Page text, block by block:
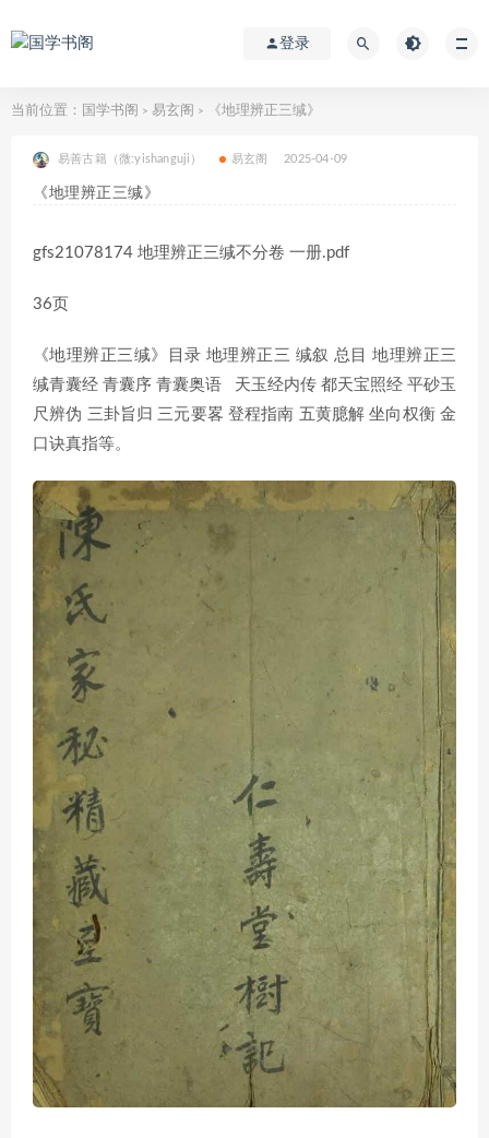
登录
当前位置： 国学书阁 > 易玄阁 > 《地理辨正三缄》
易善古籍（微:yishanguji） 易玄阁 2025-04-09
《地理辨正三缄》
gfs21078174 地理辨正三缄不分卷 一册.pdf
36页
《地理辨正三缄》目录 地理辨正三 缄叙 总目 地理辨正三
缄青囊经 青囊序 青囊奥语 天玉经内传 都天宝照经 平砂玉
尺辨伪 三卦旨归 三元要畧 登程指南 五黄臆解 坐向权衡 金
口诀真指等。